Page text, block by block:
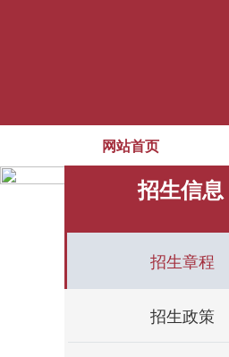
网站首页
招生信息
招生章程
招生政策